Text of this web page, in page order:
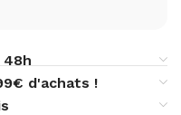
48h
d'achats !